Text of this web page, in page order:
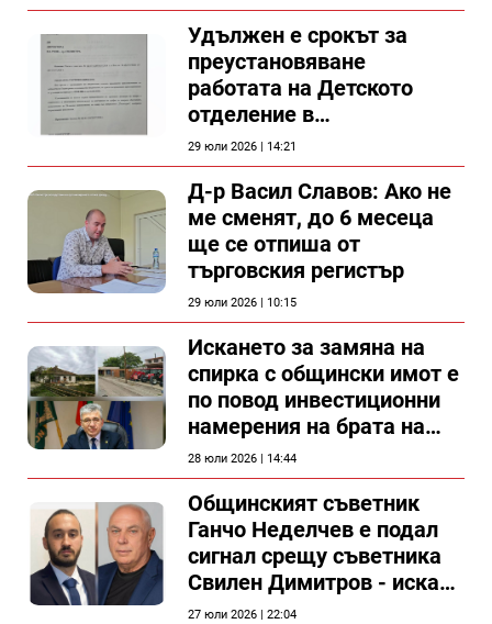
Удължен е срокът за
преустановяване
работата на Детското
отделение в
силистренската болница
29 юли 2026 | 14:21
Д-р Васил Славов: Ако не
ме сменят, до 6 месеца
ще се отпиша от
търговския регистър
29 юли 2026 | 10:15
Искането за замяна на
спирка с общински имот е
по повод инвестиционни
намерения на брата на
председателя на
Общински съвет Силистра
28 юли 2026 | 14:44
Общинският съветник
Ганчо Неделчев е подал
сигнал срещу съветника
Свилен Димитров - иска
етичната комисия на
27 юли 2026 | 22:04